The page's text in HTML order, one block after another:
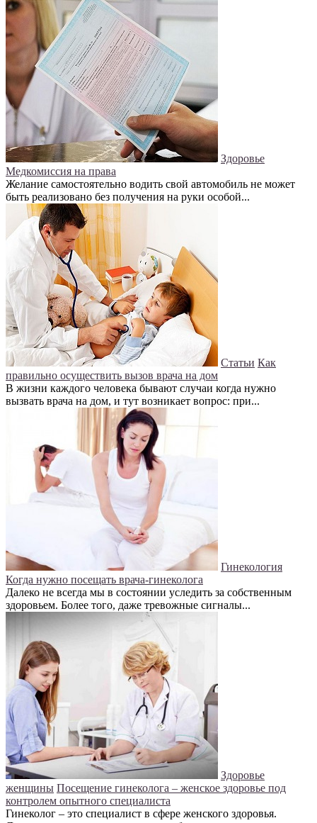
Здоровье
Медкомиссия на права
Желание самостоятельно водить свой автомобиль не может
быть реализовано без получения на руки особой...
Статьи Как
правильно осуществить вызов врача на дом
В жизни каждого человека бывают случаи когда нужно
вызвать врача на дом, и тут возникает вопрос: при...
Гинекология
Когда нужно посещать врача-гинеколога
Далеко не всегда мы в состоянии уследить за собственным
здоровьем. Более того, даже тревожные сигналы...
Здоровье
женщины Посещение гинеколога – женское здоровье под
контролем опытного специалиста
Гинеколог – это специалист в сфере женского здоровья.